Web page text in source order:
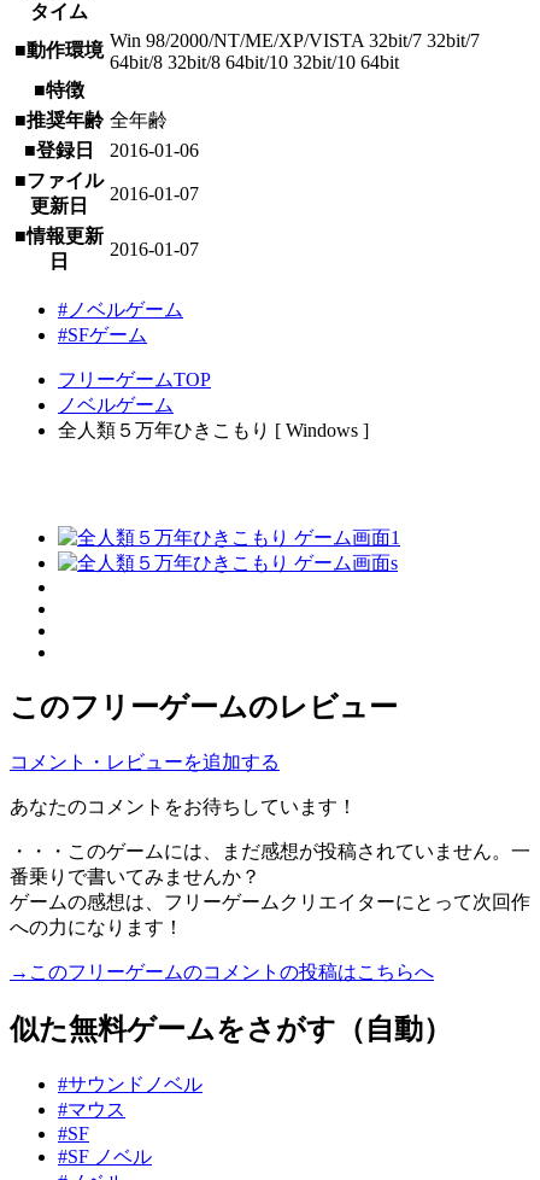
タイム
■動作環境 Win 98/2000/NT/ME/XP/VISTA 32bit/7 32bit/7
64bit/8 32bit/8 64bit/10 32bit/10 64bit
■特徴
■推奨年齢 全年齢
■登録日
2016-01-06
■ファイル
更新日
2016-01-07
■情報更新
日
2016-01-07
#ノベルゲーム
#SFゲーム
フリーゲームTOP
ノベルゲーム
全人類５万年ひきこもり [ Windows ]
このフリーゲームのレビュー
コメント・レビューを追加する
あなたのコメントをお待ちしています！
・・・このゲームには、まだ感想が投稿されていません。一
番乗りで書いてみませんか？
ゲームの感想は、フリーゲームクリエイターにとって次回作
への力になります！
→このフリーゲームのコメントの投稿はこちらへ
似た無料ゲームをさがす（自動）
#サウンドノベル
#マウス
#SF
#SF ノベル